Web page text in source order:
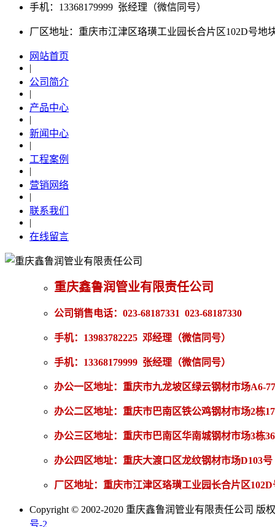
手机：13368179999 张经理（微信同号）
厂区地址：重庆市江津区珞璜工业园长合片区102D号地
网站首页
|
公司简介
|
产品中心
|
新闻中心
|
工程案例
|
营销网络
|
联系我们
|
在线留言
重庆鑫鲁润管业有限责任公司
公司销售电话：023-68187331 023-68187330
手机：13983782225 邓经理（微信同号）
手机：13368179999 张经理（微信同号）
办公一区地址：重庆市九龙坡区绿云钢材市场A6-
办公二区地址：重庆市巴南区铁公鸡钢材市场2栋
办公三区地址：重庆市巴南区华南城钢材市场3栋
办公四区地址：重庆大渡口区龙纹钢材市场D103号
厂区地址：重庆市江津区珞璜工业园长合片区102D
Copyright © 2002-2020 重庆鑫鲁润管业有限责任公司 版
号-2